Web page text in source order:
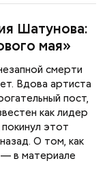
Шатунова:
мая»
смерти
Вдова артиста
пост,
как лидер
этот
О том, как
— в материале